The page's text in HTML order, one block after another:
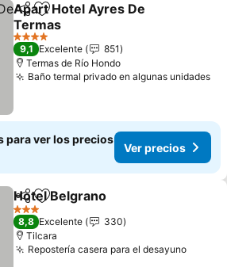
CompartirAñadir a favoritos
Apart Hotel Ayres De
Termas
Ver precios
4 Estrellas
9,1 Excelente
851
Termas de Río Hondo
Baño termal privado en algunas unidades
para ver los precios
Ver precios
CompartirAñadir a favoritos
Hotel Belgrano
3 Estrellas
8,8 Excelente
330
Tilcara
Repostería casera para el desayunoVer